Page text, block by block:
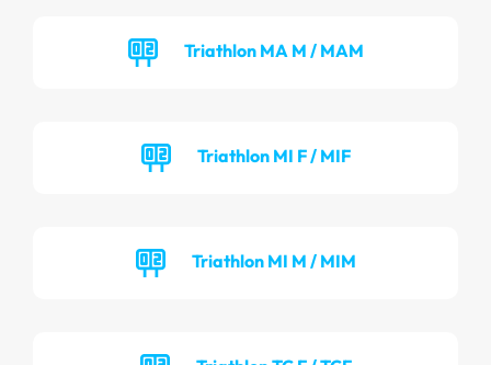
Triathlon MA M / MAM
Triathlon MI F / MIF
Triathlon MI M / MIM